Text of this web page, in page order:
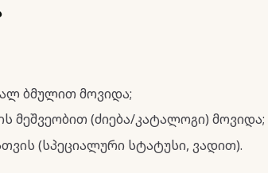
ბმულით მოვიდა;
(ძიება/კატალოგი) მოვიდა;
(სპეციალური სტატუსი, ვადით).